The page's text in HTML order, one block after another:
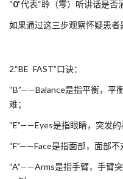
“0”代表“聆（零）听讲话是否
如果通过这三步观察怀疑患者
2.“BE FAST”口诀：
“B”——Balance是指平衡，平
难；
“E”——Eyes是指眼睛，突发的
“F”——Face是指面部，面部不
“A”——Arms是指手臂，手臂